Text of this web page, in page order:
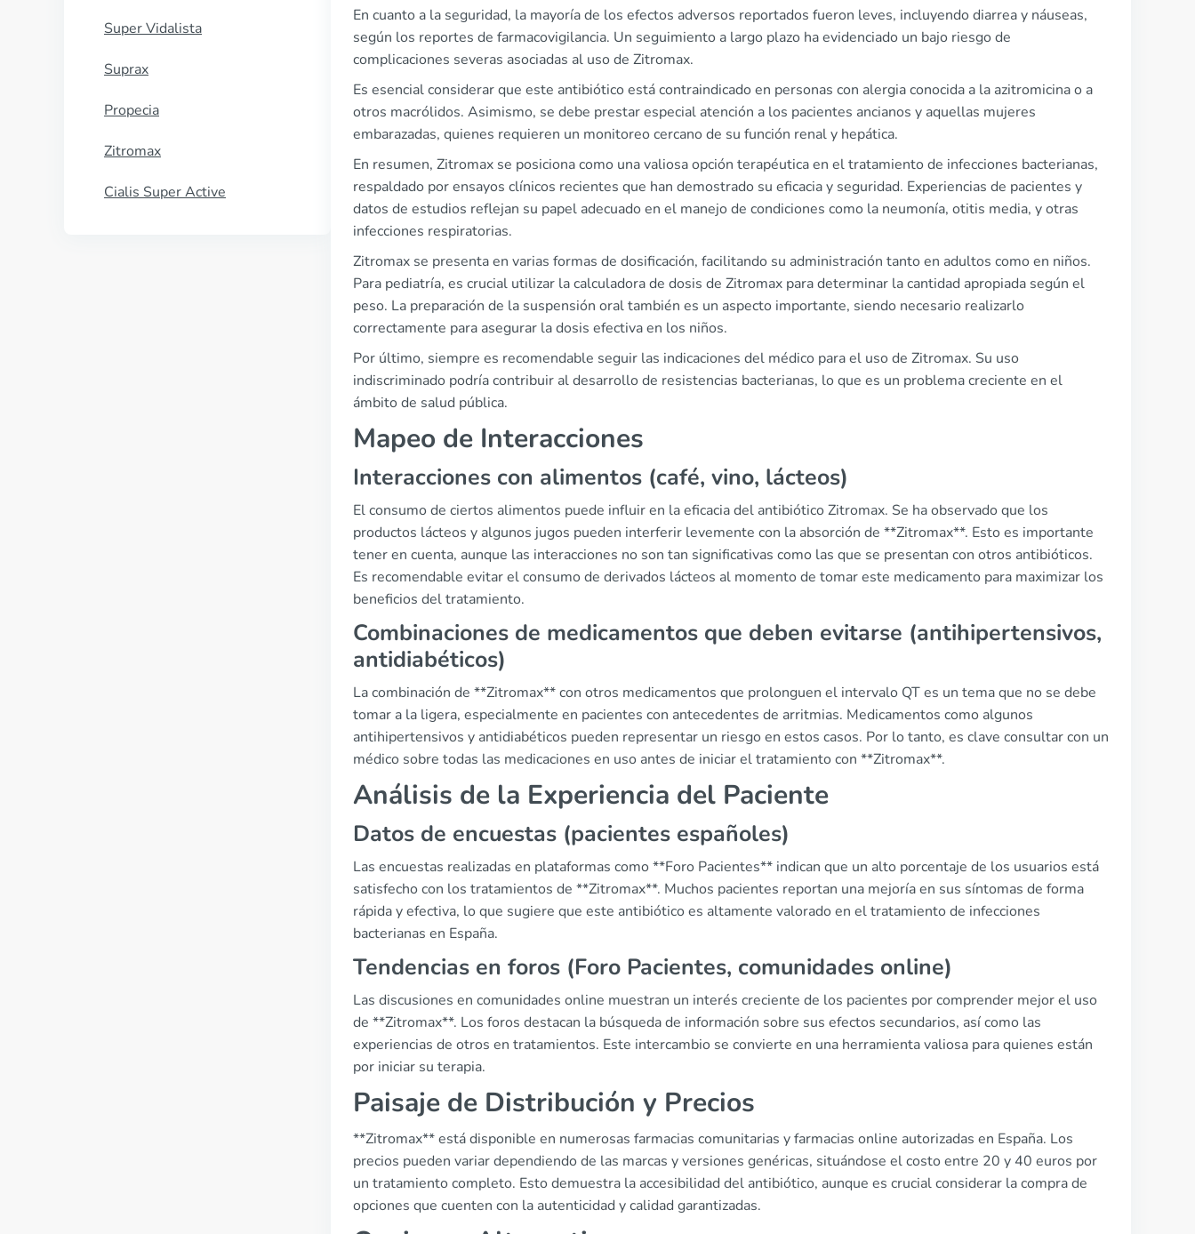
Super Vidalista
Suprax
Propecia
Zitromax
Cialis Super Active
En cuanto a la seguridad, la mayoría de los efectos adversos reportados fueron leves, incluyendo diarrea y náuseas,
según los reportes de farmacovigilancia. Un seguimiento a largo plazo ha evidenciado un bajo riesgo de
complicaciones severas asociadas al uso de Zitromax.
Es esencial considerar que este antibiótico está contraindicado en personas con alergia conocida a la azitromicina o a
otros macrólidos. Asimismo, se debe prestar especial atención a los pacientes ancianos y aquellas mujeres
embarazadas, quienes requieren un monitoreo cercano de su función renal y hepática.
En resumen, Zitromax se posiciona como una valiosa opción terapéutica en el tratamiento de infecciones bacterianas,
respaldado por ensayos clínicos recientes que han demostrado su eficacia y seguridad. Experiencias de pacientes y
datos de estudios reflejan su papel adecuado en el manejo de condiciones como la neumonía, otitis media, y otras
infecciones respiratorias.
Zitromax se presenta en varias formas de dosificación, facilitando su administración tanto en adultos como en niños.
Para pediatría, es crucial utilizar la calculadora de dosis de Zitromax para determinar la cantidad apropiada según el
peso. La preparación de la suspensión oral también es un aspecto importante, siendo necesario realizarlo
correctamente para asegurar la dosis efectiva en los niños.
Por último, siempre es recomendable seguir las indicaciones del médico para el uso de Zitromax. Su uso
indiscriminado podría contribuir al desarrollo de resistencias bacterianas, lo que es un problema creciente en el
ámbito de salud pública.
Mapeo de Interacciones
Interacciones con alimentos (café, vino, lácteos)
El consumo de ciertos alimentos puede influir en la eficacia del antibiótico Zitromax. Se ha observado que los
productos lácteos y algunos jugos pueden interferir levemente con la absorción de **Zitromax**. Esto es importante
tener en cuenta, aunque las interacciones no son tan significativas como las que se presentan con otros antibióticos.
Es recomendable evitar el consumo de derivados lácteos al momento de tomar este medicamento para maximizar los
beneficios del tratamiento.
Combinaciones de medicamentos que deben evitarse (antihipertensivos,
antidiabéticos)
La combinación de **Zitromax** con otros medicamentos que prolonguen el intervalo QT es un tema que no se debe
tomar a la ligera, especialmente en pacientes con antecedentes de arritmias. Medicamentos como algunos
antihipertensivos y antidiabéticos pueden representar un riesgo en estos casos. Por lo tanto, es clave consultar con un
médico sobre todas las medicaciones en uso antes de iniciar el tratamiento con **Zitromax**.
Análisis de la Experiencia del Paciente
Datos de encuestas (pacientes españoles)
Las encuestas realizadas en plataformas como **Foro Pacientes** indican que un alto porcentaje de los usuarios está
satisfecho con los tratamientos de **Zitromax**. Muchos pacientes reportan una mejoría en sus síntomas de forma
rápida y efectiva, lo que sugiere que este antibiótico es altamente valorado en el tratamiento de infecciones
bacterianas en España.
Tendencias en foros (Foro Pacientes, comunidades online)
Las discusiones en comunidades online muestran un interés creciente de los pacientes por comprender mejor el uso
de **Zitromax**. Los foros destacan la búsqueda de información sobre sus efectos secundarios, así como las
experiencias de otros en tratamientos. Este intercambio se convierte en una herramienta valiosa para quienes están
por iniciar su terapia.
Paisaje de Distribución y Precios
**Zitromax** está disponible en numerosas farmacias comunitarias y farmacias online autorizadas en España. Los
precios pueden variar dependiendo de las marcas y versiones genéricas, situándose el costo entre 20 y 40 euros por
un tratamiento completo. Esto demuestra la accesibilidad del antibiótico, aunque es crucial considerar la compra de
opciones que cuenten con la autenticidad y calidad garantizadas.